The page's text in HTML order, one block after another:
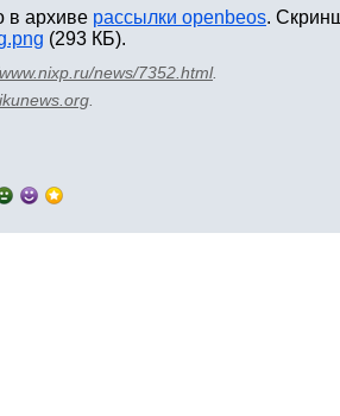
в архиве рассылки openbeos.
(293 КБ).
news/7352.html.